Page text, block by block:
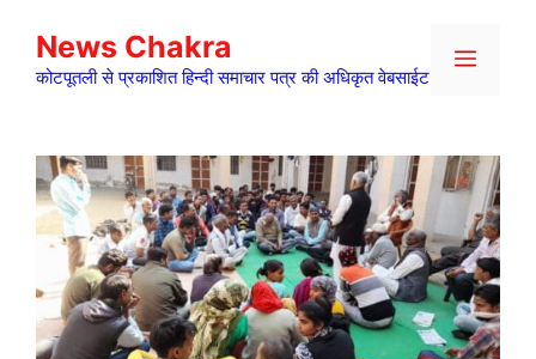
content
News Chakra
कोटपूतली से प्रकाशित हिन्दी समाचार पत्र की अधिकृत वेबसाईट
Menu